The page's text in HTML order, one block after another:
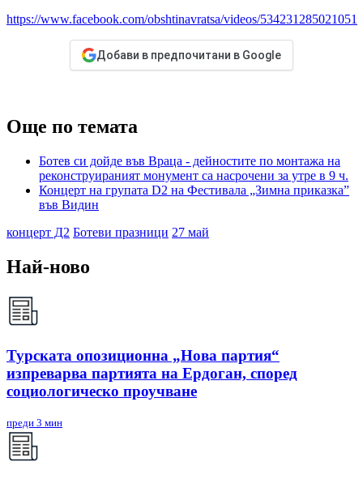
https://www.facebook.com/obshtinavratsa/videos/534231285021051
Добави в предпочитани в Google
Още по темата
Ботев си дойде във Враца - дейностите по монтажа на
реконструираният монумент са насрочени за утре в 9 ч.
Концерт на групата D2 на Фестивала „Зимна приказка”
във Видин
концерт Д2 Ботеви празници 27 май
Най-ново
Турската опозиционна „Нова партия“
изпреварва партията на Ердоган, според
социологическо проучване
преди 3 мин